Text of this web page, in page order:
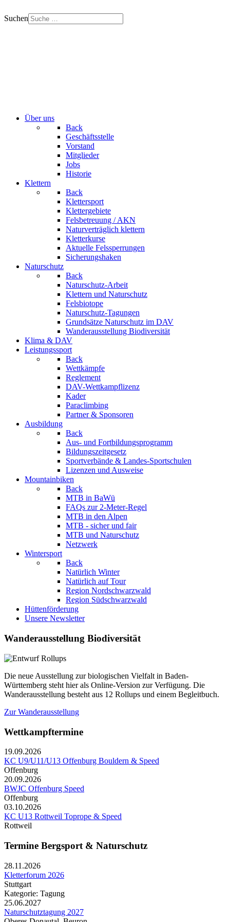
Suchen
Über uns
Back
Geschäftsstelle
Vorstand
Mitglieder
Jobs
Historie
Klettern
Back
Klettersport
Klettergebiete
Felsbetreuung / AKN
Naturverträglich klettern
Kletterkurse
Aktuelle Felssperrungen
Sicherungshaken
Naturschutz
Back
Naturschutz-Arbeit
Klettern und Naturschutz
Felsbiotope
Naturschutz-Tagungen
Grundsätze Naturschutz im DAV
Wanderausstellung Biodiversität
Klima & DAV
Leistungssport
Back
Wettkämpfe
Reglement
DAV-Wettkampflizenz
Kader
Paraclimbing
Partner & Sponsoren
Ausbildung
Back
Aus- und Fortbildungsprogramm
Bildungszeitgesetz
Sportverbände & Landes-Sportschulen
Lizenzen und Ausweise
Mountainbiken
Back
MTB in BaWü
FAQs zur 2-Meter-Regel
MTB in den Alpen
MTB - sicher und fair
MTB und Naturschutz
Netzwerk
Wintersport
Back
Natürlich Winter
Natürlich auf Tour
Region Nordschwarzwald
Region Südschwarzwald
Hüttenförderung
Unsere Newsletter
Wanderausstellung Biodiversität
Die neue Ausstellung zur biologischen Vielfalt in Baden-
Württemberg steht hier als Online-Version zur Verfügung. Die
Wanderausstellung besteht aus 12 Rollups und einem Begleitbuch.
Zur Wanderausstellung
Wettkampftermine
19.09.2026
KC U9/U11/U13 Offenburg Bouldern & Speed
Offenburg
20.09.2026
BWJC Offenburg Speed
Offenburg
03.10.2026
KC U13 Rottweil Toprope & Speed
Rottweil
Termine Bergsport & Naturschutz
28.11.2026
Kletterforum 2026
Stuttgart
Kategorie: Tagung
25.06.2027
Naturschutztagung 2027